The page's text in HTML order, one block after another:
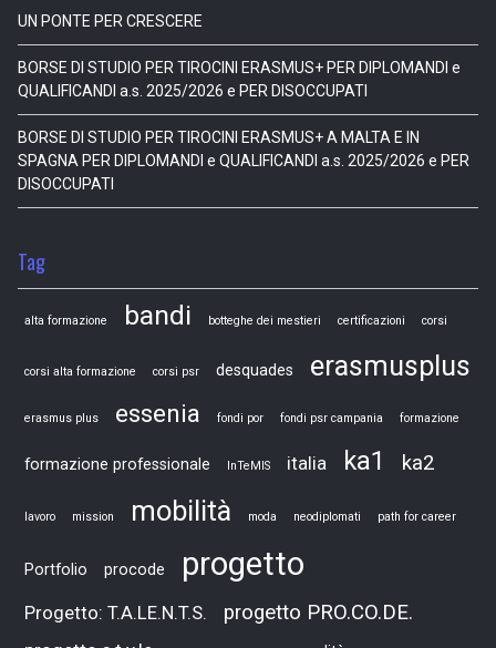
UN PONTE PER CRESCERE
BORSE DI STUDIO PER TIROCINI ERASMUS+ PER DIPLOMANDI e
QUALIFICANDI a.s. 2025/2026 e PER DISOCCUPATI
BORSE DI STUDIO PER TIROCINI ERASMUS+ A MALTA E IN
SPAGNA PER DIPLOMANDI e QUALIFICANDI a.s. 2025/2026 e PER
DISOCCUPATI
Tag
alta formazione bandi botteghe dei mestieri certificazioni corsi
corsi alta formazione corsi psr desquades erasmusplus
erasmus plus essenia fondi por fondi psr campania formazione
formazione professionale InTeMIS italia ka1 ka2
lavoro mission mobilità moda neodiplomati path for career
Portfolio procode progetto
Progetto: T.A.LE.N.T.S. progetto PRO.CO.DE.